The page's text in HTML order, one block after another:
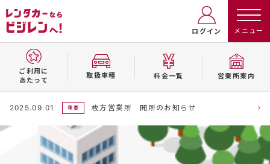
ログイン
ご利用に
あたって
取扱⾞種 料⾦⼀覧 営業所案内
2025.09.01 重要 枚方営業所 開所のお知らせ